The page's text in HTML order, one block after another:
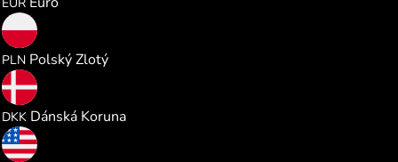
PLN Polský Zlotý
DKK Dánská Koruna